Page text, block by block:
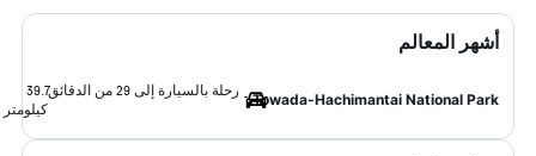
أشهر المعالم
Towada-Hachimantai National Park
رحلة بالسيارة إلى 29 من الدقائق
39.7
كيلومتر